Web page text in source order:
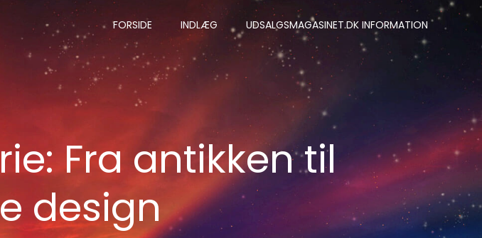
FORSIDE INDLÆG UDSALGSMAGASINET.DK INFORMATION
Fra antikken til
design